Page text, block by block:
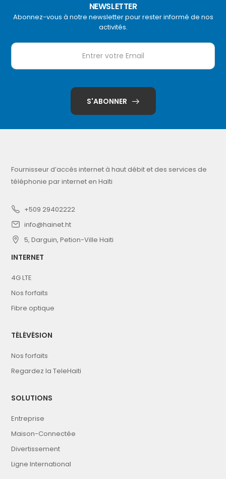
NEWSLETTER
Abonnez-vous à notre newsletter pour rester informé de nos
activités.
S'ABONNER
Fournisseur d’accès internet à haut débit et des services de
téléphonie par internet en Haïti
+509 29402222
info@hainet.ht
5, Darguin, Petion-Ville Haiti
INTERNET
4G LTE
Nos forfaits
Fibre optique
TÉLÉVÉSION
Nos forfaits
Regardez la TeleHaiti
SOLUTIONS
Entreprise
Maison-Connectée
Divertissement
Ligne International